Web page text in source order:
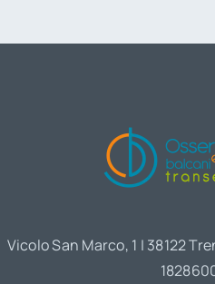
Vicolo San Marco, 1 | 38122